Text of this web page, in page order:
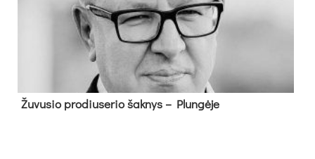
Žu­vu­sio pro­diu­se­rio šak­nys – Plun­gė­je